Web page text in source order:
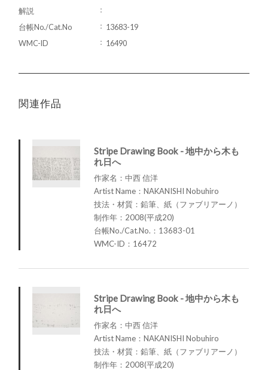
解説
台帳No./Cat.No
13683-19
WMC-ID
16490
関連作品
Stripe Drawing Book - 地中から木も
れ日へ
作家名：中西 信洋
Artist Name：NAKANISHI Nobuhiro
技法・材質：鉛筆、紙（ファブリアーノ）
制作年：2008(平成20)
台帳No./Cat.No.：13683-01
WMC-ID：16472
Stripe Drawing Book - 地中から木も
れ日へ
作家名：中西 信洋
Artist Name：NAKANISHI Nobuhiro
技法・材質：鉛筆、紙（ファブリアーノ）
制作年：2008(平成20)